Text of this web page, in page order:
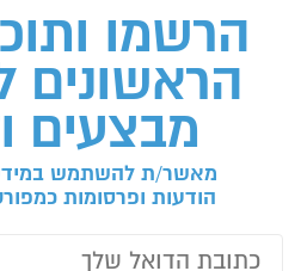
הרשמו
הראשונים
מבצעים
מאשר/ת להשתמש
הודעות ופרסומות